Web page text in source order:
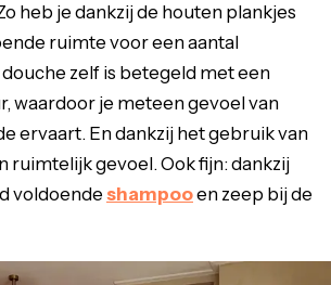
heb je dankzij de houten plankjes
ruimte voor een aantal
zelf is betegeld met een
waardoor je meteen gevoel van
ervaart. En dankzij het gebruik van
ruimtelijk gevoel. Ook fijn: dankzij
voldoende shampooen zeep bij de